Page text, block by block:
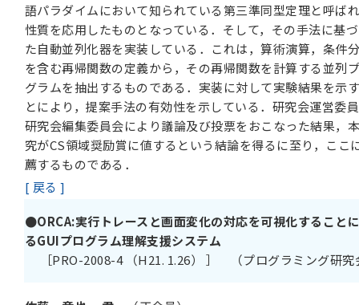
語パラダイムにおいて知られている第三準同型定理と呼ば
性質を応用したものとなっている．そして，その手法に基
た自動並列化器を実装している．これは，算術演算，条件
を含む再帰関数の定義から，その再帰関数を計算する並列
グラムを抽出するものである．実装に対して実験結果を示
とにより，提案手法の有効性を示している．研究会運営委
研究会編集委員会により議論及び投票をおこなった結果，
究がCS領域奨励賞に値するという結論を得るに至り，ここ
薦するものである．
[ 戻る ]
●ORCA:実行トレースと画面変化の対応を可視化すること
るGUIプログラム理解支援システム
［PRO-2008-4 （H21. 1.26） ］ （プログラミング研究